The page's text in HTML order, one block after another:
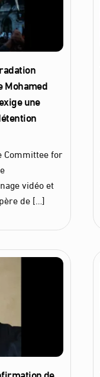
Mohamed
une
Committee for
vidéo et
de […]